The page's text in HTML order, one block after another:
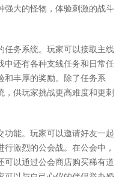
强大的怪物，体验刺激的战斗
任务系统。玩家可以接取主线
中还有各种支线任务和日常任
和丰厚的奖励。除了任务系
供玩家挑战更高难度和更刺
功能。玩家可以邀请好友一起
激烈的公会战。在公会中，
可以通过公会商店购买稀有道